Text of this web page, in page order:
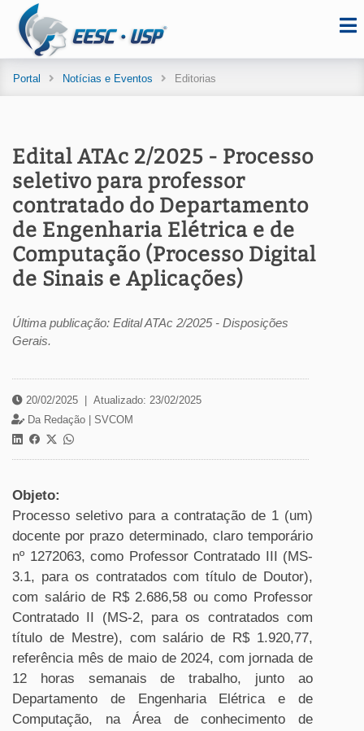
Portal Notícias e Eventos Editorias
Edital ATAc 2/2025 - Processo
seletivo para professor
contratado do Departamento
de Engenharia Elétrica e de
Computação (Processo Digital
de Sinais e Aplicações)
Última publicação: Edital ATAc 2/2025 - Disposições
Gerais.
20/02/2025
Atualizado: 23/02/2025
Da Redação | SVCOM
Objeto:
Processo seletivo para a contratação de 1 (um)
docente por prazo determinado, claro temporário
nº 1272063, como Professor Contratado III (MS-
3.1, para os contratados com título de Doutor),
com salário de R$ 2.686,58 ou como Professor
Contratado II (MS-2, para os contratados com
título de Mestre), com salário de R$ 1.920,77,
referência mês de maio de 2024, com jornada de
12 horas semanais de trabalho, junto ao
Departamento de Engenharia Elétrica e de
Computação, na Área de conhecimento de